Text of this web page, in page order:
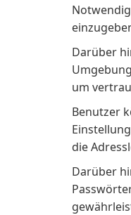
Darüber
um
Benutzer
die
Darüber